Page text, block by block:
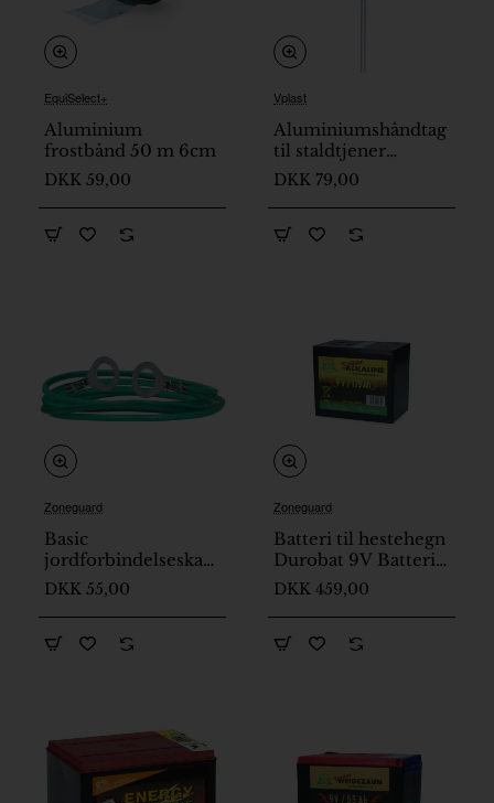
EquiSelect+
Aluminium
frostbånd 50 m 6cm
DKK 59,00
Vplast
Aluminiumshåndtag
til staldtjener
reservedel
DKK 79,00
Zoneguard
Basic
jordforbindelseskabel
100 cm ZoneGuard
DKK 55,00
Zoneguard
Batteri til hestehegn
Durobat 9V Batteri
175Ah
DKK 459,00